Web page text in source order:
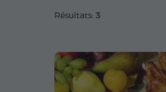
Résultats: 3